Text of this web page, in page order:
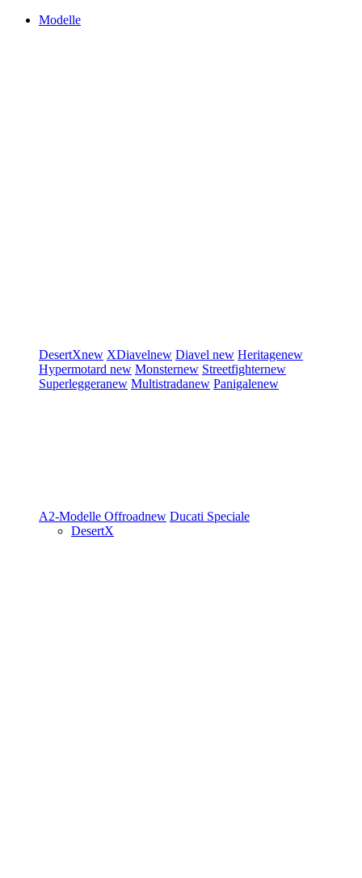
Modelle
DesertXnew XDiavelnew Diavel new Heritagenew
Hypermotard new Monsternew Streetfighternew
Superleggeranew Multistradanew Panigalenew
A2-Modelle Offroadnew Ducati Speciale
DesertX